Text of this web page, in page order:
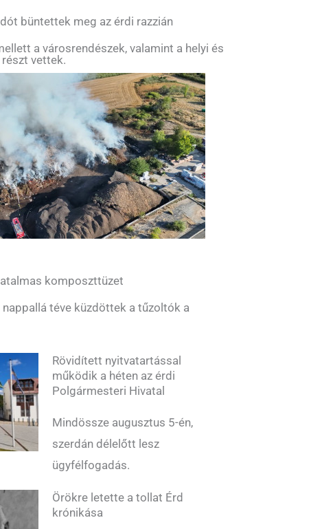
büntettek meg az érdi razzián
a városrendészek, valamint a helyi és
vettek.
komposzttüzet
téve küzdöttek a tűzoltók a
Rövidített nyitvatartással
működik a héten az érdi
Polgármesteri Hivatal
Mindössze augusztus 5-én,
szerdán délelőtt lesz
ügyfélfogadás.
Örökre letette a tollat Érd
krónikása